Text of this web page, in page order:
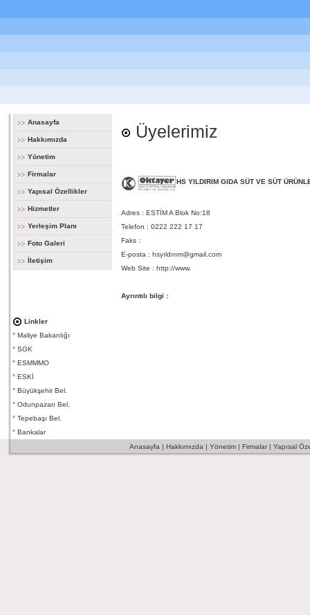
Anasayfa
Hakkımızda
Yönetim
Firmalar
Yapısal Özellikler
Hizmetler
Yerleşim Planı
Foto Galeri
İletişim
Linkler
° Maliye Bakanlığı
° SGK
° ESMMMO
° ESKİ
° Büyükşehir Bel.
° Odunpazarı Bel.
° Tepebaşı Bel.
° Bankalar
Üyelerimiz
HS YILDIRIM GIDA SÜT VE SÜT
Adres : ESTİM A Blok No:18
Telefon : 0222 222 17 17
Faks :
E-posta : hsyıldırım@gmail.com
Web Site : http://www.
Ayrıntılı bilgi :
Anasayfa | Hakkımızda | Yönetim | Firmalar | Yapısal